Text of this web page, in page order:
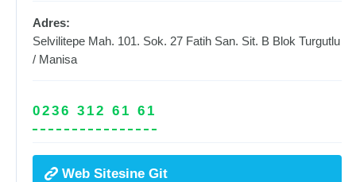
Adres:
Selvilitepe Mah. 101. Sok. 27 Fatih San. Sit. B Blok Turgutlu
/ Manisa
0236 312 61 61
Web Sitesine Git